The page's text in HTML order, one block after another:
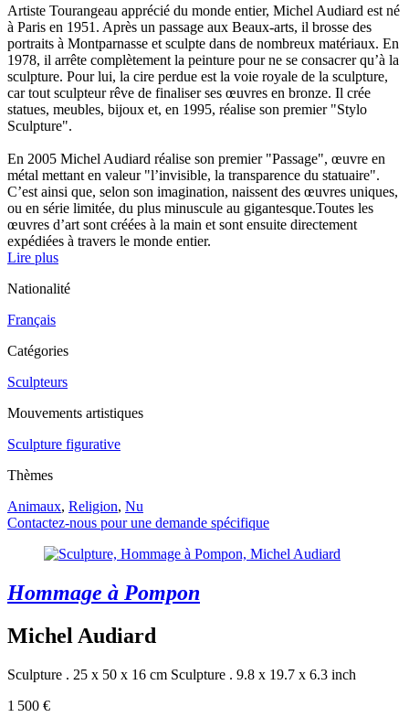
Artiste Tourangeau apprécié du monde entier, Michel Audiard est né
à Paris en 1951. Après un passage aux Beaux-arts, il brosse des
portraits à Montparnasse et sculpte dans de nombreux matériaux. En
1978, il arrête complètement la peinture pour ne se consacrer qu’à la
sculpture. Pour lui, la cire perdue est la voie royale de la sculpture,
car tout sculpteur rêve de finaliser ses œuvres en bronze. Il crée
statues, meubles, bijoux et, en 1995, réalise son premier "Stylo
Sculpture".
En 2005 Michel Audiard réalise son premier "Passage", œuvre en
métal mettant en valeur "l’invisible, la transparence du statuaire".
C’est ainsi que, selon son imagination, naissent des œuvres uniques,
ou en série limitée, du plus minuscule au gigantesque.Toutes les
œuvres d’art sont créées à la main et sont ensuite directement
expédiées à travers le monde entier.
Lire plus
Nationalité
Français
Catégories
Sculpteurs
Mouvements artistiques
Sculpture figurative
Thèmes
Animaux, Religion, Nu
Contactez-nous pour une demande spécifique
Hommage à Pompon
Michel Audiard
Sculpture . 25 x 50 x 16 cm Sculpture . 9.8 x 19.7 x 6.3 inch
1 500 €